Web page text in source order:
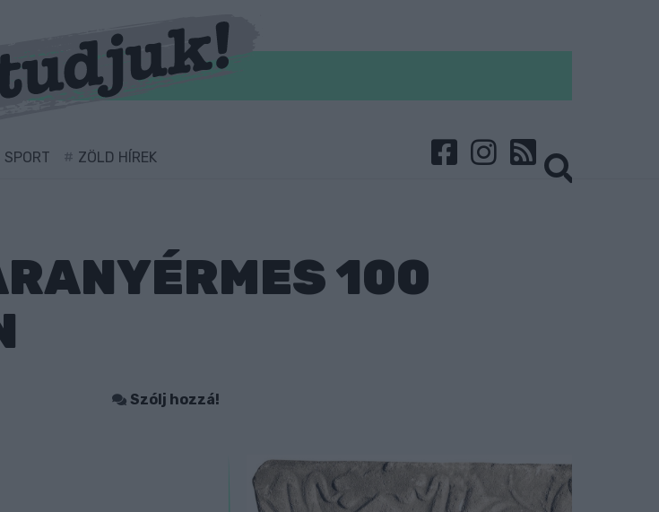
SPORT ZÖLD HÍREK
100
Szólj hozzá!